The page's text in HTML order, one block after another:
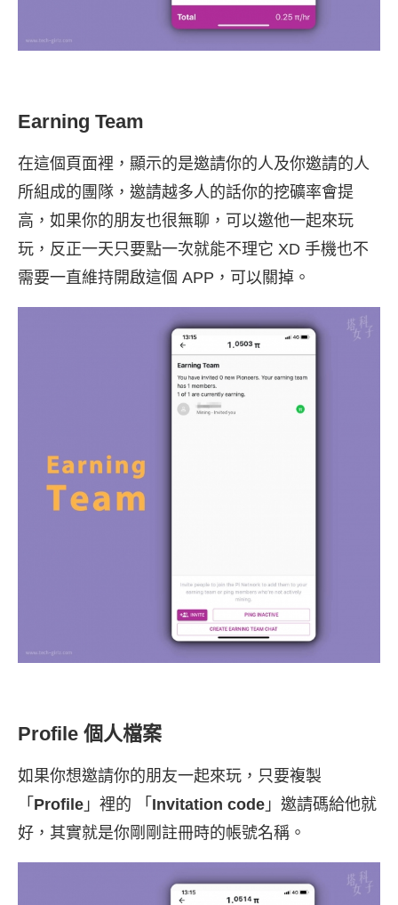
Earning Team
在這個頁面裡，顯示的是邀請你的人及你邀請的人
所組成的團隊，邀請越多人的話你的挖礦率會提
高，如果你的朋友也很無聊，可以邀他一起來玩
玩，反正一天只要點一次就能不理它 XD 手機也不
需要一直維持開啟這個 APP，可以關掉。
Profile 個人檔案
如果你想邀請你的朋友一起來玩，只要複製
「 Profile 」裡的 「 Invitation code 」邀請碼給他就
好，其實就是你剛剛註冊時的帳號名稱。